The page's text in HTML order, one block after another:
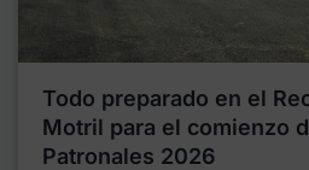
Todo preparado en el
Motril para el comienzo
Patronales 2026